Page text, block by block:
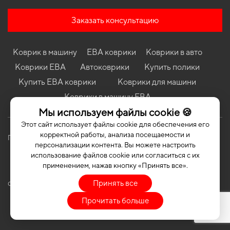
Мы используем файлы cookie 🍪
Этот сайт использует файлы cookie для обеспечения его
корректной работы, анализа посещаемости и
персонализации контента. Вы можете настроить
использование файлов cookie или согласиться с их
применением, нажав кнопку «Принять все».
Принять все
Прочитать больше
Коврики в салон Ford Transit 350 2014-… VII поколение USA
VAN средняя крыша/пассажир
Коврики в салон Volkswagen Fox 2005-2011 I поколение EU
Коврики в салон Skoda Octavia A5 2004 - 2009 II поколение EU
Universal дорест
Коврики в салон BMW X6 E71 2012-2014 I поколение EU/USA
Crossover рест
Коврики в салон Peugeot 308 2007 - 2013 I поколение EU
Hatchback 5-ти дверная
Заказать консультацию
Коврик в машину ЕВА коврики
Коврики в авто
Коврики ЕВА
Автоковрики
Купить полики
Купить ЕВА коврики
Коврики для машини
Коврики в машину ЕВА
Политика конфиденциальности Публичная оферта
COPYRIGHT | EVASOTA © 2026 | ALL RIGHTS RESERVED